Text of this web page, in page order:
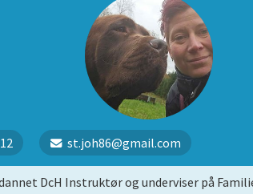
st.joh86@gmail.com
DcH Instruktør og underviser på